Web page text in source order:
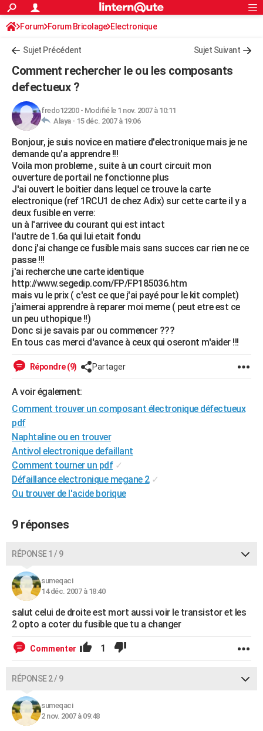
ACTUALITÉS
Politique
Société
Faits Divers
Education
Monde
Villes
+
Programme TV
TNTStreaming
Cinéma
Sorties cinéma
Musique
FINANCE
Retraite
Impôts
Epargne
Immobilier
Risques naturels par ville
Banque
Assurance
Crédit
AUTO
Essais
Réserver un essai
Citadines
Berlines
SUV
Forum auto
HIGH-TECH
Mobiles
Meilleur smartphone
Internet
Ordinateurs
Jeux vidéo
Guide high-tech
+BRICOLAGE
Forum
Aménagement intérieur
Extérieur
Cuisine
Salle de bains
Jardinage
Rangement
WEEK-END
Guides de France
Escapades
Patrimoine
Expositions
Musées
Week-end nature
+LIFESTYLE
Art de vivre
Bien-être
Loisirs
Mode
Modes de vie
SANTE
Alimentation
Guide de la santé
Maladies
Médicaments
Sommeil
VOYAGE
Destinations
City break
Voyage nature
Voyage de noces
Forum
Climat
+PHOTO
GUIDES D'ACHAT
BONS PLANS
Carte de Noël
Carte Bonne année
Carte Saint-Valentin
Carte Pâques
Carte d'anniversaire
DICTIONNAIRE
Dictionnaire
Biographies
Citations
Expressions
Proverbes
PROGRAMME TV
COPAINS D'AVANT
S'inscrire
Se connecter
Lycées
Collèges
Primaires
Universités
Entreprises
Service militaire
Avis de recherche
AVIS DE DÉCÈS
FORUM
Bricolage
Lifestyle
Culture
Sport
Auto
Television
Voyage
Cinema
S'inscrire
Connexion
Forum Forum Bricolage Electronique
Sujet Précédent Sujet Suivant
Comment rechercher le ou les composants
defectueux ?
fredo12200- Modifié le 1 nov. 2007 à 10:11
Alaya - 15 déc. 2007 à 19:06
Bonjour, je suis novice en matiere d'electronique mais je ne
demande qu'a apprendre !!!
Voila mon probleme , suite à un court circuit mon
ouverture de portail ne fonctionne plus
J'ai ouvert le boitier dans lequel ce trouve la carte
electronique (ref 1RCU1 de chez Adix) sur cette carte il y a
deux fusible en verre:
un à l'arrivee du courant qui est intact
l'autre de 1.6a qui lui etait fondu
donc j'ai change ce fusible mais sans succes car rien ne ce
passe !!!
j'ai recherche une carte identique
http://www.segedip.com/FP/FP185036.htm
mais vu le prix ( c'est ce que j'ai payé pour le kit complet)
j'aimerai apprendre à reparer moi meme ( peut etre est ce
un peu uthopique !!)
Donc si je savais par ou commencer ???
En tous cas merci d'avance à ceux qui oseront m'aider !!!
Répondre (9) Partager
A voir également:
Comment trouver un composant électronique défectueux
pdf
Naphtaline ou en trouver
Antivol electronique defaillant
Comment tourner un pdf ✓
Défaillance electronique megane 2 ✓
Ou trouver de l'acide borique
9 réponses
RÉPONSE 1 / 9
sumeqaci
14 déc. 2007 à 18:40
salut celui de droite est mort aussi voir le transistor et les
2 opto a coter du fusible que tu a changer
Commenter 1
RÉPONSE 2 / 9
sumeqaci
2 nov. 2007 à 09:48